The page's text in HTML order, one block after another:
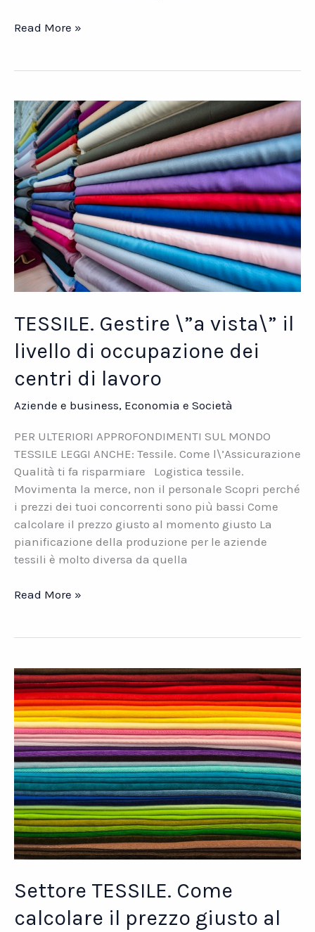
TESSILE.
il
livello
di
occupazione
dei
centri
di
lavoro
Read More »
TESSILE. Gestire \”a vista\” il
livello di occupazione dei
centri di lavoro
Aziende e business, Economia e Società
PER ULTERIORI APPROFONDIMENTI SUL MONDO
TESSILE LEGGI ANCHE: Tessile. Come l\’Assicurazione
Qualità ti fa risparmiare Logistica tessile.
Movimenta la merce, non il personale Scopri perché
i prezzi dei tuoi concorrenti sono più bassi Come
calcolare il prezzo giusto al momento giusto La
pianificazione della produzione per le aziende
tessili è molto diversa da quella
TESSILE.
livello
di
occupazione
dei
centri
di
lavoro
Read More »
Settore TESSILE. Come
calcolare il prezzo giusto al